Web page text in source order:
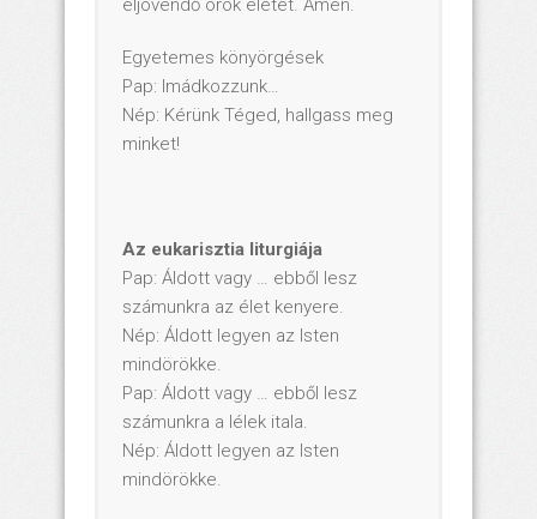
eljövendő örök életet. Ámen.
Egyetemes könyörgések
Pap: Imádkozzunk…
Nép: Kérünk Téged, hallgass meg
minket!
Az eukarisztia liturgiája
Pap: Áldott vagy … ebből lesz
számunkra az élet kenyere.
Nép: Áldott legyen az Isten
mindörökke.
Pap: Áldott vagy … ebből lesz
számunkra a lélek itala.
Nép: Áldott legyen az Isten
mindörökke.